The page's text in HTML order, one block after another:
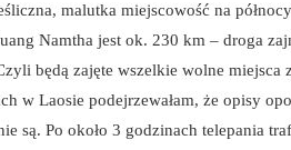
malutka miejscowość na
Namtha jest ok. 230 km – droga
będą zajęte wszelkie wolne
w Laosie podejrzewałam, że opisy
są. Po około 3 godzinach telepania